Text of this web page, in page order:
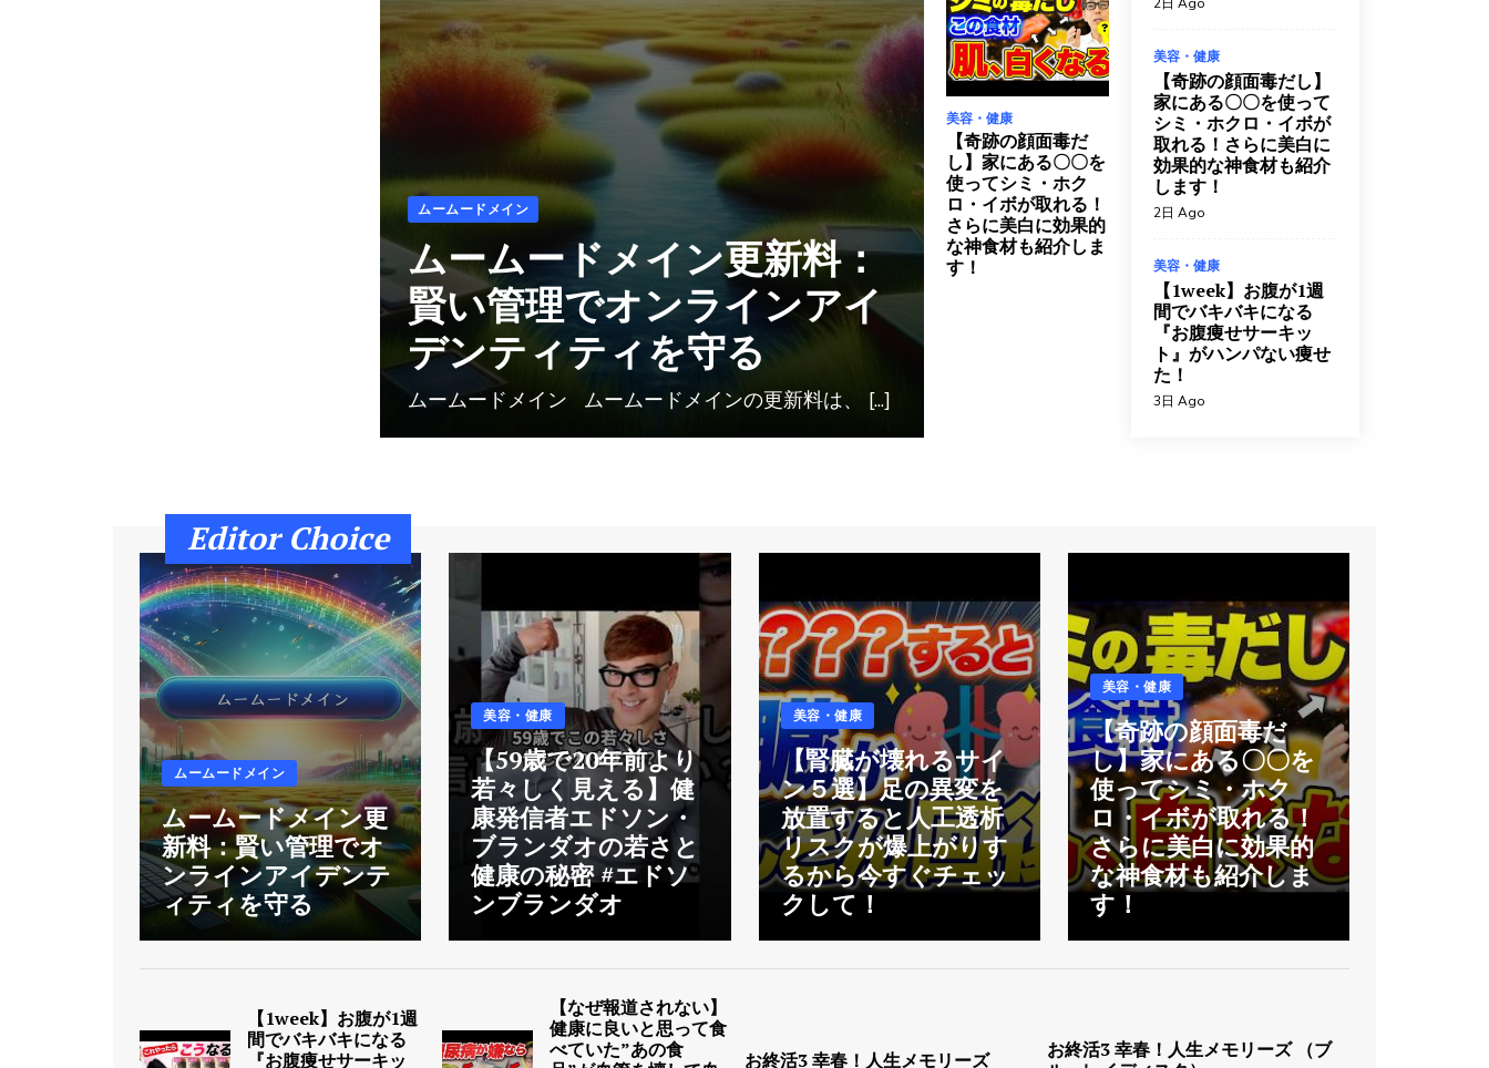
【ダイエット・美容・健
康】お金出しても損しない
神アイテム12選【2026年上
半期ベストバイ】
美容・健康 4日 Ago
ムームードメイン更新料：
賢い管理でオンラインアイ
デンティティを守る
ムームードメイン
【59歳で20年前より若々し
く見える】健康発信者エド
ソン・ブランダオの若さと
健康の秘密 #エドソンブラ
ンダオ
美容・健康 20時間 Ago
【腎臓が壊れるサイン５
美容・健康 2日 Ago
ムームードメイン
ムームードメイン更新料：
賢い管理でオンラインアイ
デンティティを守る
ムームードメイン ムームードメインの更新料は、 [...]
美容・健康
【奇跡の顔面毒だ
し】家にある〇〇を
使ってシミ・ホク
ロ・イボが取れる！
さらに美白に効果的
な神食材も紹介しま
す！
美容・健康
【奇跡の顔面毒だし】
家にある〇〇を使って
シミ・ホクロ・イボが
取れる！さらに美白に
効果的な神食材も紹介
します！
2日 Ago
美容・健康
【1week】お腹が1週
間でバキバキになる
『お腹痩せサーキッ
ト』がハンパない痩せ
た！
3日 Ago
Editor Choice
ムームードメイン
ムームードメイン更
新料：賢い管理でオ
ンラインアイデンテ
ィティを守る
美容・健康
【59歳で20年前より
若々しく見える】健
康発信者エドソン・
ブランダオの若さと
健康の秘密 #エドソ
ンブランダオ
美容・健康
【腎臓が壊れるサイ
ン５選】足の異変を
放置すると人工透析
リスクが爆上がりす
るから今すぐチェッ
クして！
美容・健康
【奇跡の顔面毒だ
し】家にある〇〇を
使ってシミ・ホク
ロ・イボが取れる！
さらに美白に効果的
な神食材も紹介しま
す！
【1week】お腹が1週
間でバキバキになる
『お腹痩せサーキッ
【なぜ報道されない】
健康に良いと思って食
べていた”あの食
お終活3 幸春！人生メモリーズ
お終活3 幸春！人生メモリーズ （ブ